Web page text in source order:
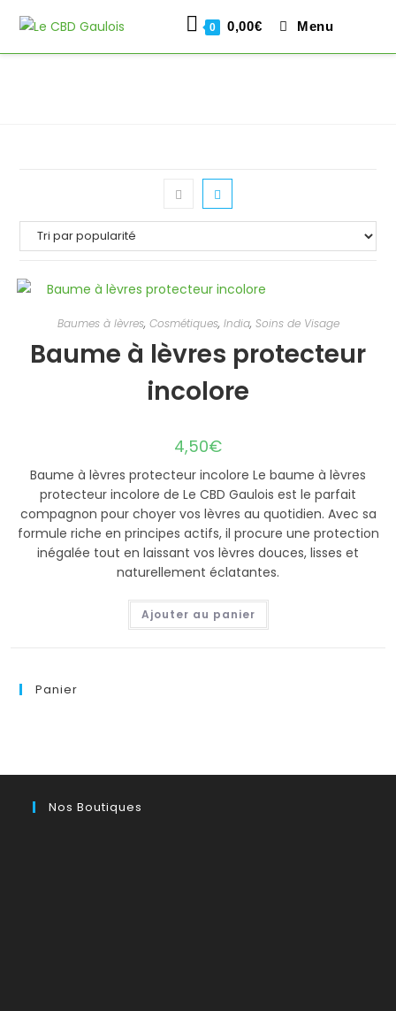
0 0,00€ Menu
Baumes à lèvres, Cosmétiques, India, Soins de Visage
Baume à lèvres protecteur
incolore
4,50€
Baume à lèvres protecteur incolore Le baume à lèvres
protecteur incolore de Le CBD Gaulois est le parfait
compagnon pour choyer vos lèvres au quotidien. Avec sa
formule riche en principes actifs, il procure une protection
inégalée tout en laissant vos lèvres douces, lisses et
naturellement éclatantes.
Ajouter au panier
Panier
Nos Boutiques